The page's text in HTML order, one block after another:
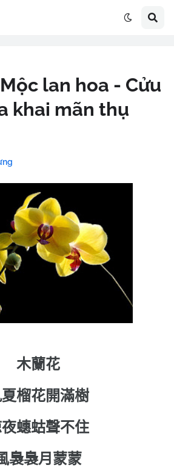
lan hoa - Cửu
khai mãn thụ
木蘭花
榴花開滿樹
蟪蛄聲不住
裊裊月蒙蒙